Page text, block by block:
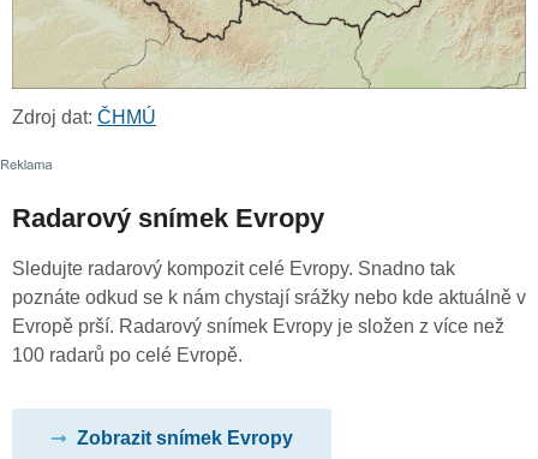
Zdroj dat: ČHMÚ
Radarový snímek Evropy
Sledujte radarový kompozit celé Evropy. Snadno tak
poznáte odkud se k nám chystají srážky nebo kde aktuálně v
Evropě prší. Radarový snímek Evropy je složen z více než
100 radarů po celé Evropě.
Zobrazit snímek Evropy